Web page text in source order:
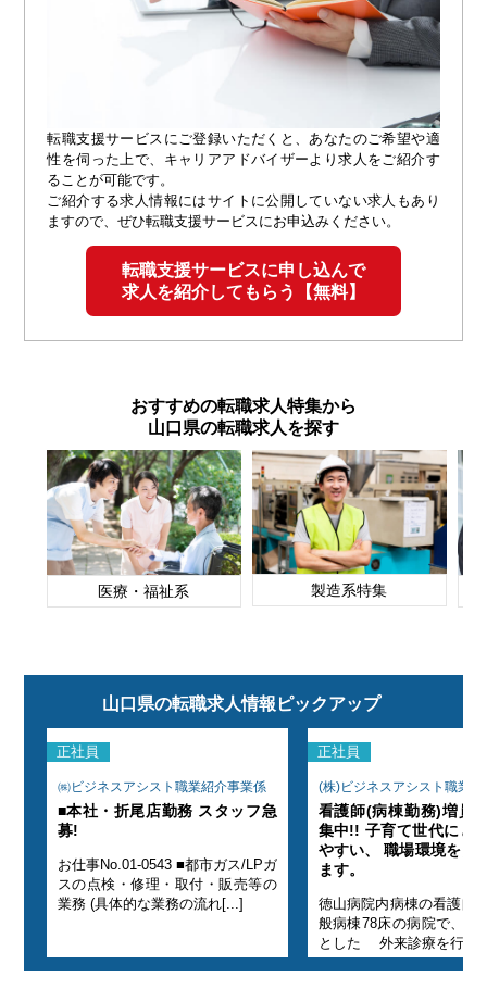
転職支援サービスにご登録いただくと、あなたのご希望や適
性を伺った上で、キャリアアドバイザーより求人をご紹介す
ることが可能です。
ご紹介する求人情報にはサイトに公開していない求人もあり
ますので、ぜひ転職支援サービスにお申込みください。
転職支援サービスに申し込んで
求人を紹介してもらう【無料】
おすすめの転職求人特集から
山口県の転職求人を探す
医療・福祉系 製造系特集
山口県の転職求人情報ピックアップ
正社員
㈱ビジネスアシスト職業紹介事業係
■本社・折尾店勤務 スタッフ急
募!
お仕事No.01-0543 ■都市ガス/LPガ
スの点検・修理・取付・販売等の
業務 (具体的な業務の流れ[...]
正社員
(株)ビジネスアシスト職業紹
看護師(病棟勤務)増員
集中!! 子育て世代にと
やすい、 職場環境を目
ます。
徳山病院内病棟の看護師
般病棟78床の病院で、内
とした 外来診療を行っ